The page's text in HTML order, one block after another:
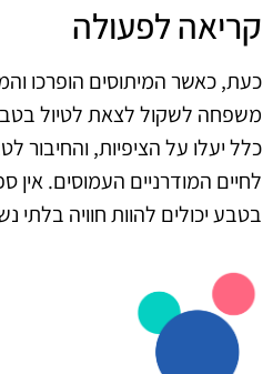
קריאה לפעולה
כעת, כאשר המיתוסים הופרכו
משפחה לשקול לצאת לטיול
כלל יעלו על הציפיות, והחיבור
לחיים המודרניים העמוסים. אין
בטבע יכולים להוות חוויה